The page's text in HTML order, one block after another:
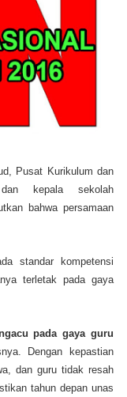
Pusat Kurikulum dan
dan kepala sekolah
bahwa persamaan
standar kompetensi
terletak pada gaya
pada gaya guru
Dengan kepastian
dan guru tidak resah
tahun depan unas